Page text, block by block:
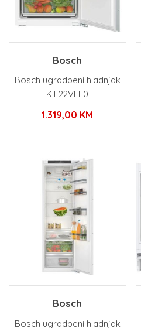
Bosch
Bosch ugradbeni hladnjak
KIL22VFE0
1.319,00 KM
Bosch
Bosch ugradbeni hladnjak